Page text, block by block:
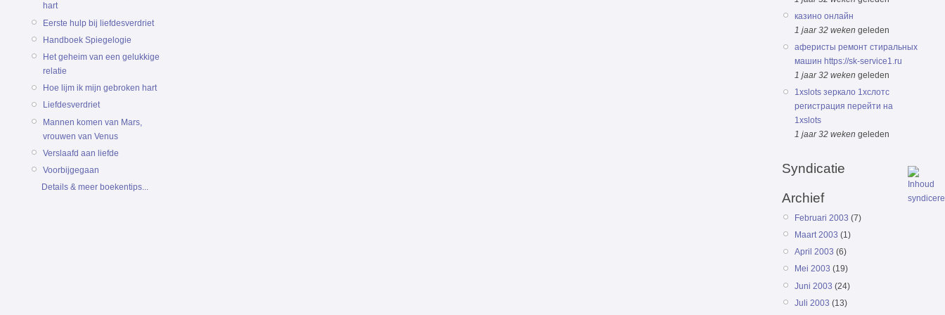
hart
Eerste hulp bij liefdesverdriet
Handboek Spiegelogie
Het geheim van een gelukkige
relatie
Hoe lijm ik mijn gebroken hart
Liefdesverdriet
Mannen komen van Mars,
vrouwen van Venus
Verslaafd aan liefde
Voorbijgegaan
Details & meer boekentips...
казино онлайн
1 jaar 32 weken geleden
аферисты ремонт стиральных
машин https://sk-service1.ru
1 jaar 32 weken geleden
1xslots зеркало 1хслотс
регистрация перейти на
1xslots
1 jaar 32 weken geleden
Syndicatie
Archief
Februari 2003 (7)
Maart 2003 (1)
April 2003 (6)
Mei 2003 (19)
Juni 2003 (24)
Juli 2003 (13)